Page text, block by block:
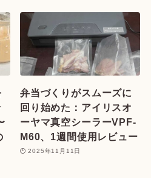
弁当づくりがスムーズに
回り始めた：アイリスオ
ーヤマ真空シーラーVPF-
M60、1週間使用レビュー
2025年11月11日